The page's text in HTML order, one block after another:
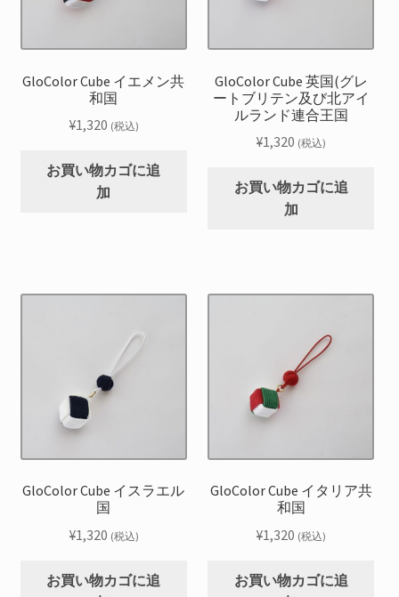
GloColor Cube イエメン共
和国
¥1,320 (税込)
お買い物カゴに追
加
GloColor Cube 英国(グレ
ートブリテン及び北アイ
ルランド連合王国
¥1,320 (税込)
お買い物カゴに追
加
GloColor Cube イスラエル
国
¥1,320 (税込)
お買い物カゴに追
GloColor Cube イタリア共
和国
¥1,320 (税込)
お買い物カゴに追